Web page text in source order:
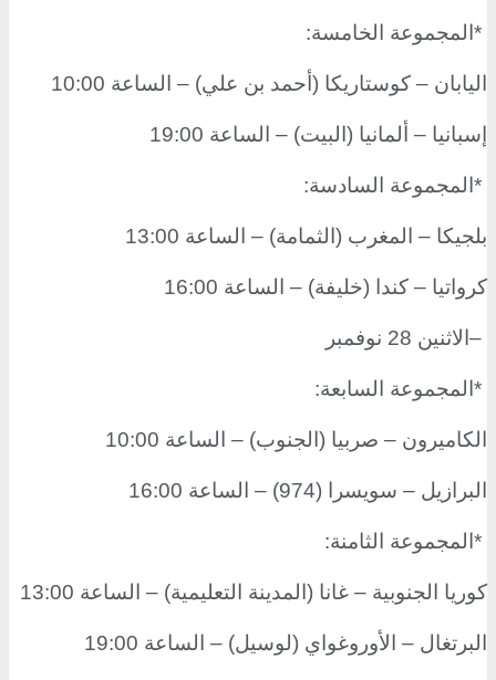
*المجموعة الخامسة:
اليابان – كوستاريكا (أحمد بن علي) – الساعة 10:00
إسبانيا – ألمانيا (البيت) – الساعة 19:00
*المجموعة السادسة:
بلجيكا – المغرب (الثمامة) – الساعة 13:00
كرواتيا – كندا (خليفة) – الساعة 16:00
–الاثنين 28 نوفمبر
*المجموعة السابعة:
الكاميرون – صربيا (الجنوب) – الساعة 10:00
البرازيل – سويسرا (974) – الساعة 16:00
*المجموعة الثامنة:
كوريا الجنوبية – غانا (المدينة التعليمية) – الساعة 13:00
البرتغال – الأوروغواي (لوسيل) – الساعة 19:00